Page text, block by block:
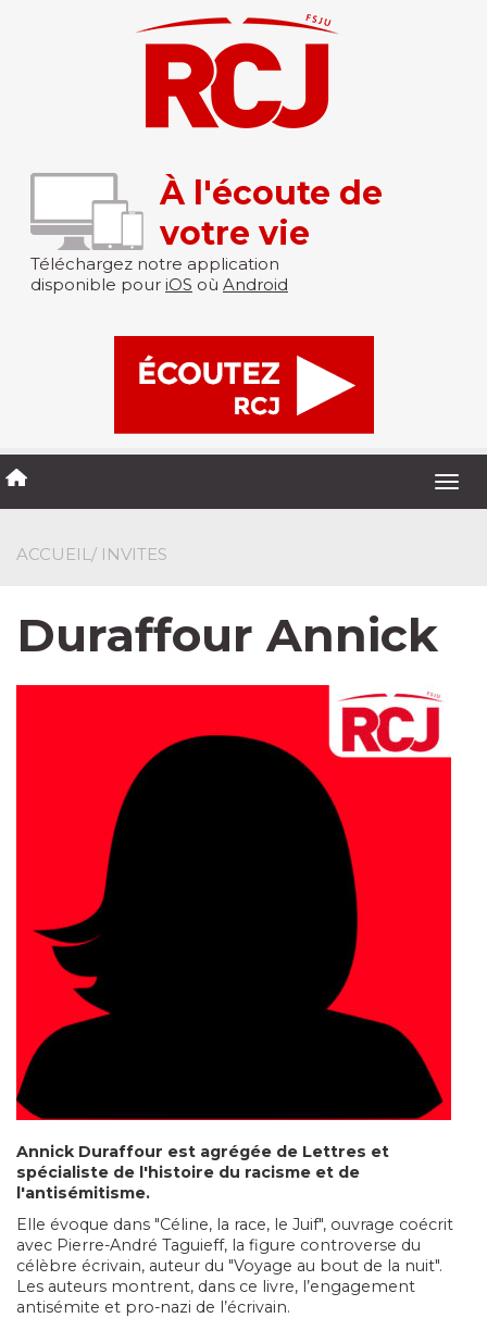
À l'écoute de
votre vie
Téléchargez notre application
disponible pour iOS où Android
ACCUEIL/ INVITES
Duraffour Annick
Annick Duraffour est agrégée de Lettres et
spécialiste de l'histoire du racisme et de
l'antisémitisme.
Elle évoque dans "Céline, la race, le Juif", ouvrage coécrit
avec Pierre-André Taguieff, la figure controverse du
célèbre écrivain, auteur du "Voyage au bout de la nuit".
Les auteurs montrent, dans ce livre, l’engagement
antisémite et pro-nazi de l’écrivain.